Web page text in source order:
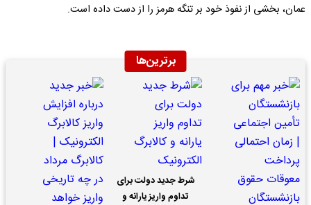
عمان، بخشی از نفوذ خود بر تنگه هرمز را از دست داده است.
برترین‌ها
شرط جدید دولت برای
تداوم واریز یارانه و